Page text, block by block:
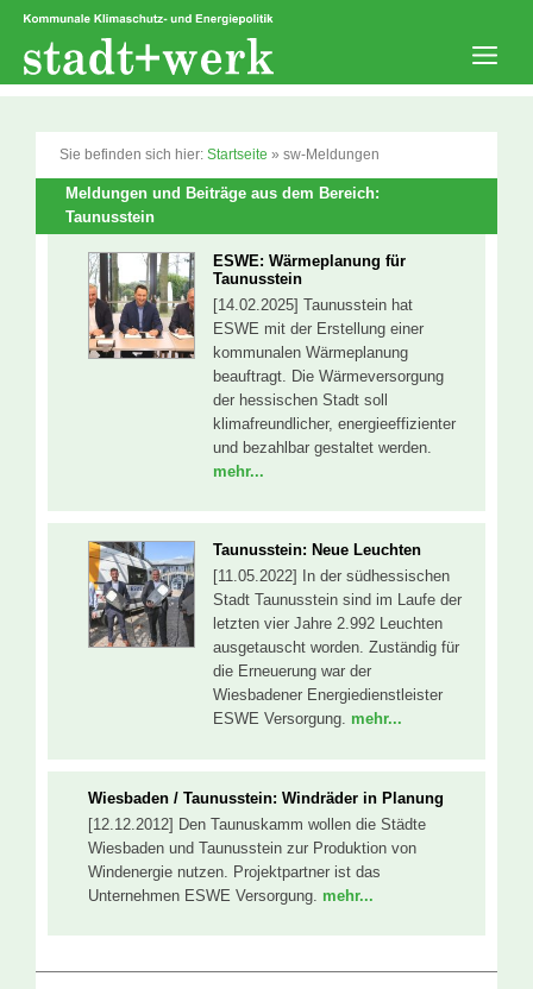
Zum
springen
Sie befinden sich hier: Startseite » sw-Meldungen
Meldungen und Beiträge aus dem Bereich:
Taunusstein
ESWE: Wärmeplanung für
Taunusstein
[14.02.2025] Taunusstein hat
ESWE mit der Erstellung einer
kommunalen Wärmeplanung
beauftragt. Die Wärmeversorgung
der hessischen Stadt soll
klimafreundlicher, energieeffizienter
und bezahlbar gestaltet werden.
mehr...
Taunusstein: Neue Leuchten
[11.05.2022] In der südhessischen
Stadt Taunusstein sind im Laufe der
letzten vier Jahre 2.992 Leuchten
ausgetauscht worden. Zuständig für
die Erneuerung war der
Wiesbadener Energiedienstleister
ESWE Versorgung. mehr...
Wiesbaden / Taunusstein: Windräder in Planung
[12.12.2012] Den Taunuskamm wollen die Städte
Wiesbaden und Taunusstein zur Produktion von
Windenergie nutzen. Projektpartner ist das
Unternehmen ESWE Versorgung. mehr...